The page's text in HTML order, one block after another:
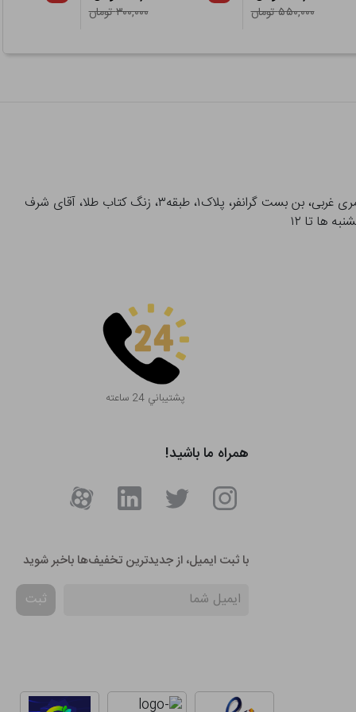
۵۵۰,۰۰۰ تومان
۳۰۰,۰۰۰ تومان
آدرس تحویل حضوری سفارشات: میدان انقلاب، خیابان انقلاب، خیابان ۱۲ فروردین، خیابان شهدای ژاندارمری غربی، بن بست گرانفر، پلاک۱، طبقه۳، زنگ کتاب طلا، آقای شرف
پشتيباني 24 ساعته
همراه ما باشید!
با ثبت ایمیل، از جدید‌ترین تخفیف‌ها با‌خبر شوید
ثبت